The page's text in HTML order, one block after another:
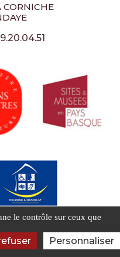
CORNICHE
le contrôle sur ceux que
Personnaliser